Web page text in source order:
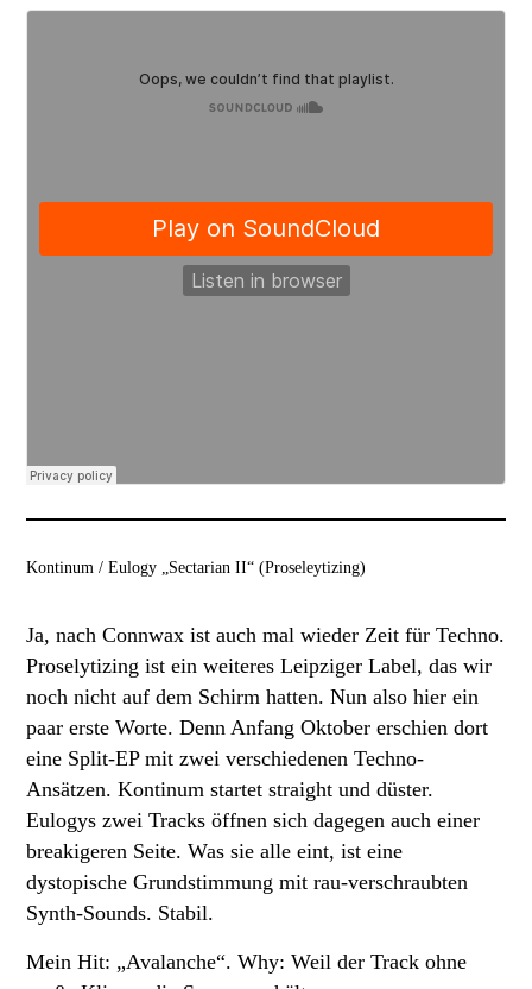
Kontinum / Eulogy „Sectarian II“ (Proseleytizing)
Ja, nach Connwax ist auch mal wieder Zeit für Techno.
Proselytizing ist ein weiteres Leipziger Label, das wir
noch nicht auf dem Schirm hatten. Nun also hier ein
paar erste Worte. Denn Anfang Oktober erschien dort
eine Split-EP mit zwei verschiedenen Techno-
Ansätzen. Kontinum startet straight und düster.
Eulogys zwei Tracks öffnen sich dagegen auch einer
breakigeren Seite. Was sie alle eint, ist eine
dystopische Grundstimmung mit rau-verschraubten
Synth-Sounds. Stabil.
Mein Hit: „Avalanche“. Why: Weil der Track ohne